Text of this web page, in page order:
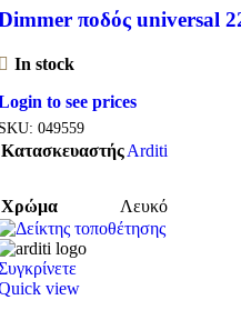
ποδός universal
In stock
to see prices
049559
ΚατασκευαστήςArditi
Χρώμα Λευκό
view